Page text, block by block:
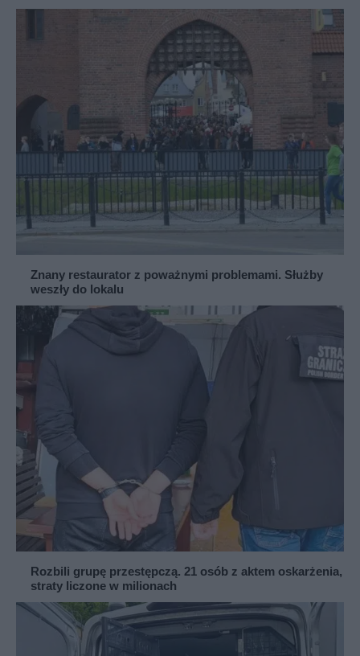
Znany restaurator z poważnymi problemami. Służby
weszły do lokalu
Rozbili grupę przestępczą. 21 osób z aktem oskarżenia,
straty liczone w milionach